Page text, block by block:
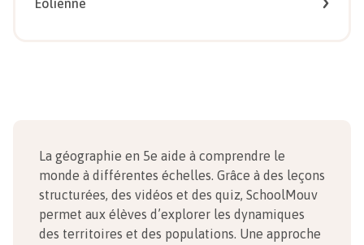
La géographie en 5e aide à comprendre le
monde à différentes échelles. Grâce à des leçons
structurées, des vidéos et des quiz, SchoolMouv
permet aux élèves d’explorer les dynamiques
des territoires et des populations. Une approche
Éolienne